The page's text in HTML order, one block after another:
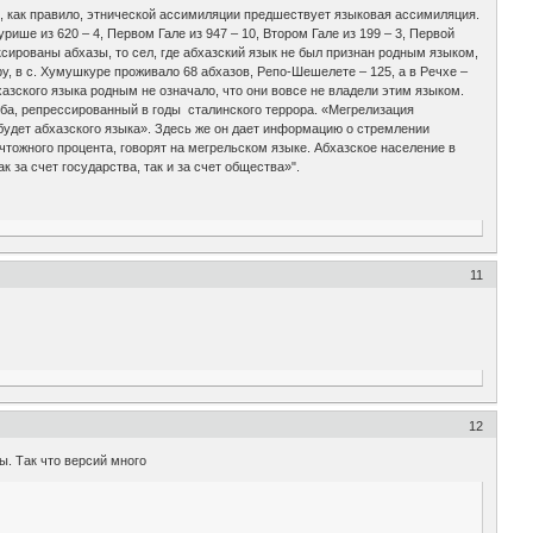
правило, этнической ассимиляции предшествует языковая ассимиляция.
из 620 – 4, Первом Гале из 947 – 10, Втором Гале из 199 – 3, Первой
абхазы, то сел, где абхазский язык не был признан родным языком,
в с. Хумушкуре проживало 68 абхазов, Репо-Шешелете – 125, а в Речхе –
языка родным не означало, что они вовсе не владели этим языком.
репрессированный в годы сталинского террора. «Мегрелизация
абхазского языка». Здесь же он дает информацию о стремлении
процента, говорят на мегрельском языке. Абхазское население в
счет государства, так и за счет общества»".
11
12
Так что версий много